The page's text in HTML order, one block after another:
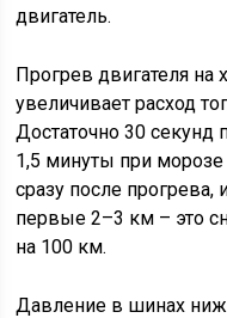
двигатель.
Прогрев двигателя
увеличивает расход
Достаточно 30 секунд
1,5 минуты при
сразу после прогрева,
первые 2–3 км – это
на 100 км.
Давление в шинах